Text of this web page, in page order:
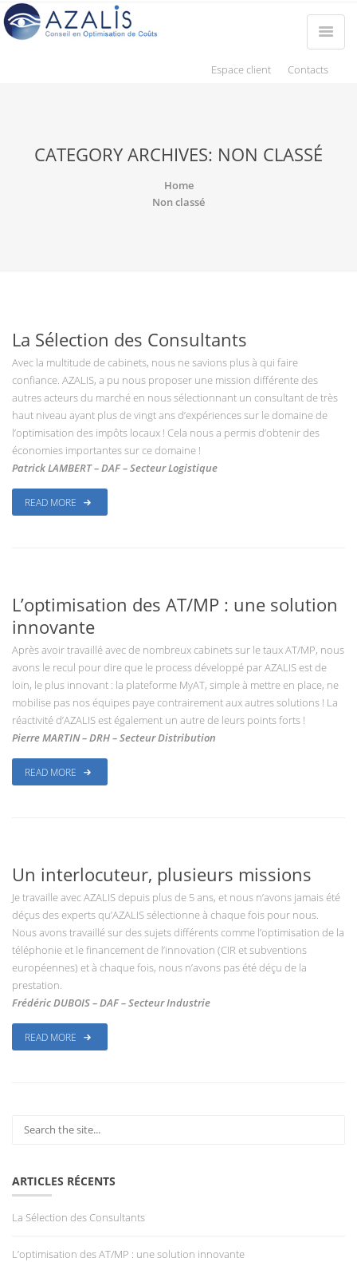
Espace client Contacts
CATEGORY ARCHIVES: NON CLASSÉ
Home
Non classé
La Sélection des Consultants
Avec la multitude de cabinets, nous ne savions plus à qui faire
confiance. AZALIS, a pu nous proposer une mission différente des
autres acteurs du marché en nous sélectionnant un consultant de très
haut niveau ayant plus de vingt ans d’expériences sur le domaine de
l’optimisation des impôts locaux ! Cela nous a permis d’obtenir des
économies importantes sur ce domaine !
Patrick LAMBERT – DAF – Secteur Logistique
READ MORE
L’optimisation des AT/MP : une solution
innovante
Après avoir travaillé avec de nombreux cabinets sur le taux AT/MP, nous
avons le recul pour dire que le process développé par AZALIS est de
loin, le plus innovant : la plateforme MyAT, simple à mettre en place, ne
mobilise pas nos équipes paye contrairement aux autres solutions ! La
réactivité d’AZALIS est également un autre de leurs points forts !
Pierre MARTIN – DRH – Secteur Distribution
READ MORE
Un interlocuteur, plusieurs missions
Je travaille avec AZALIS depuis plus de 5 ans, et nous n’avons jamais été
déçus des experts qu’AZALIS sélectionne à chaque fois pour nous.
Nous avons travaillé sur des sujets différents comme l’optimisation de la
téléphonie et le financement de l’innovation (CIR et subventions
européennes) et à chaque fois, nous n’avons pas été déçu de la
prestation.
Frédéric DUBOIS – DAF – Secteur Industrie
READ MORE
ARTICLES RÉCENTS
La Sélection des Consultants
L’optimisation des AT/MP : une solution innovante